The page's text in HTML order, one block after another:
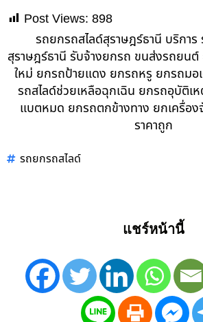
Post Views: 898
รถยกรถสไลด์สุราษฎร์ธานี บริกา
สุราษฎร์ธานี รับจ้างยกรถ ขนส่งรถยน
ใหม่ ยกรถป้ายแดง ยกรถหรู ยกรถมอ
รถสไลด์ช่วยเหลือฉุกเฉิน ยกรถอุบัติเ
แบตหมด ยกรถตกข้างทาง ยกเครื่อ
ราคาถูก
รถยกรถสไลด์
แชร์หน้านี้